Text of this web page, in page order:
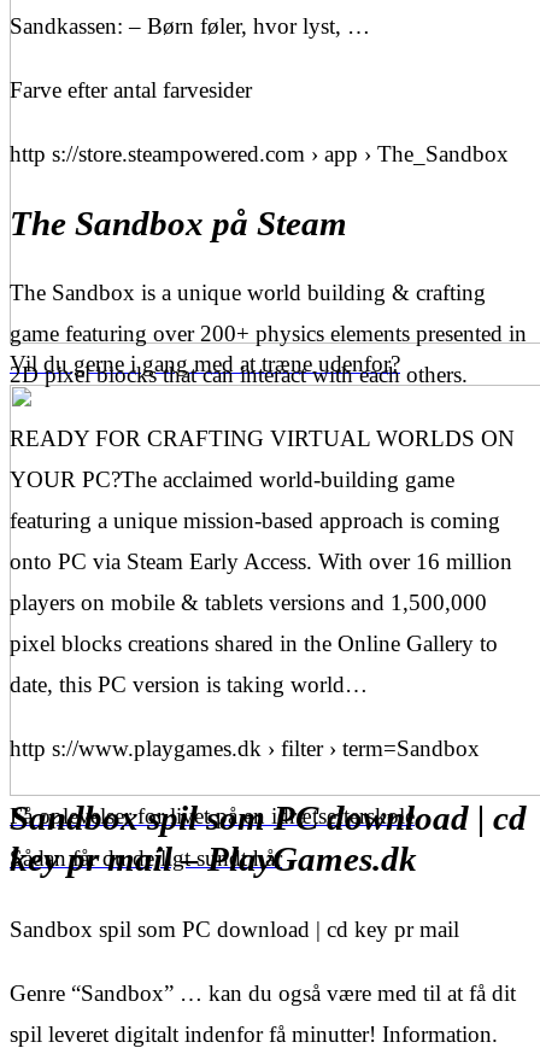
Vil du gerne i gang med at træne udenfor?
Få oplevelser for livet på en idrætsefterskole
Sådan får du dejligt sundt hår
Sandkassen: – Børn føler, hvor lyst, …
Farve efter antal farvesider
http s://store.steampowered.com › app › The_Sandbox
The Sandbox på Steam
The Sandbox is a unique world building & crafting
game featuring over 200+ physics elements presented in
2D pixel blocks that can interact with each others.
READY FOR CRAFTING VIRTUAL WORLDS ON
YOUR PC?The acclaimed world-building game
featuring a unique mission-based approach is coming
onto PC via Steam Early Access. With over 16 million
players on mobile & tablets versions and 1,500,000
pixel blocks creations shared in the Online Gallery to
date, this PC version is taking world…
http s://www.playgames.dk › filter › term=Sandbox
Sandbox spil som PC download | cd
key pr mail – PlayGames.dk
Sandbox spil som PC download | cd key pr mail
Genre “Sandbox” … kan du også være med til at få dit
spil leveret digitalt indenfor få minutter! Information.